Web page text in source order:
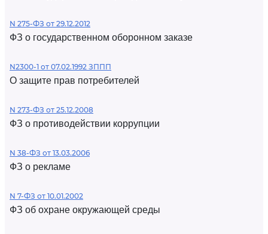
N 275-ФЗ от 29.12.2012
ФЗ о государственном оборонном заказе
N2300-1 от 07.02.1992 ЗППП
О защите прав потребителей
N 273-ФЗ от 25.12.2008
ФЗ о противодействии коррупции
N 38-ФЗ от 13.03.2006
ФЗ о рекламе
N 7-ФЗ от 10.01.2002
ФЗ об охране окружающей среды